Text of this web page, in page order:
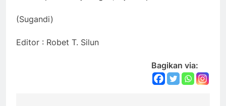
(Sugandi)
Editor : Robet T. Silun
Bagikan via: